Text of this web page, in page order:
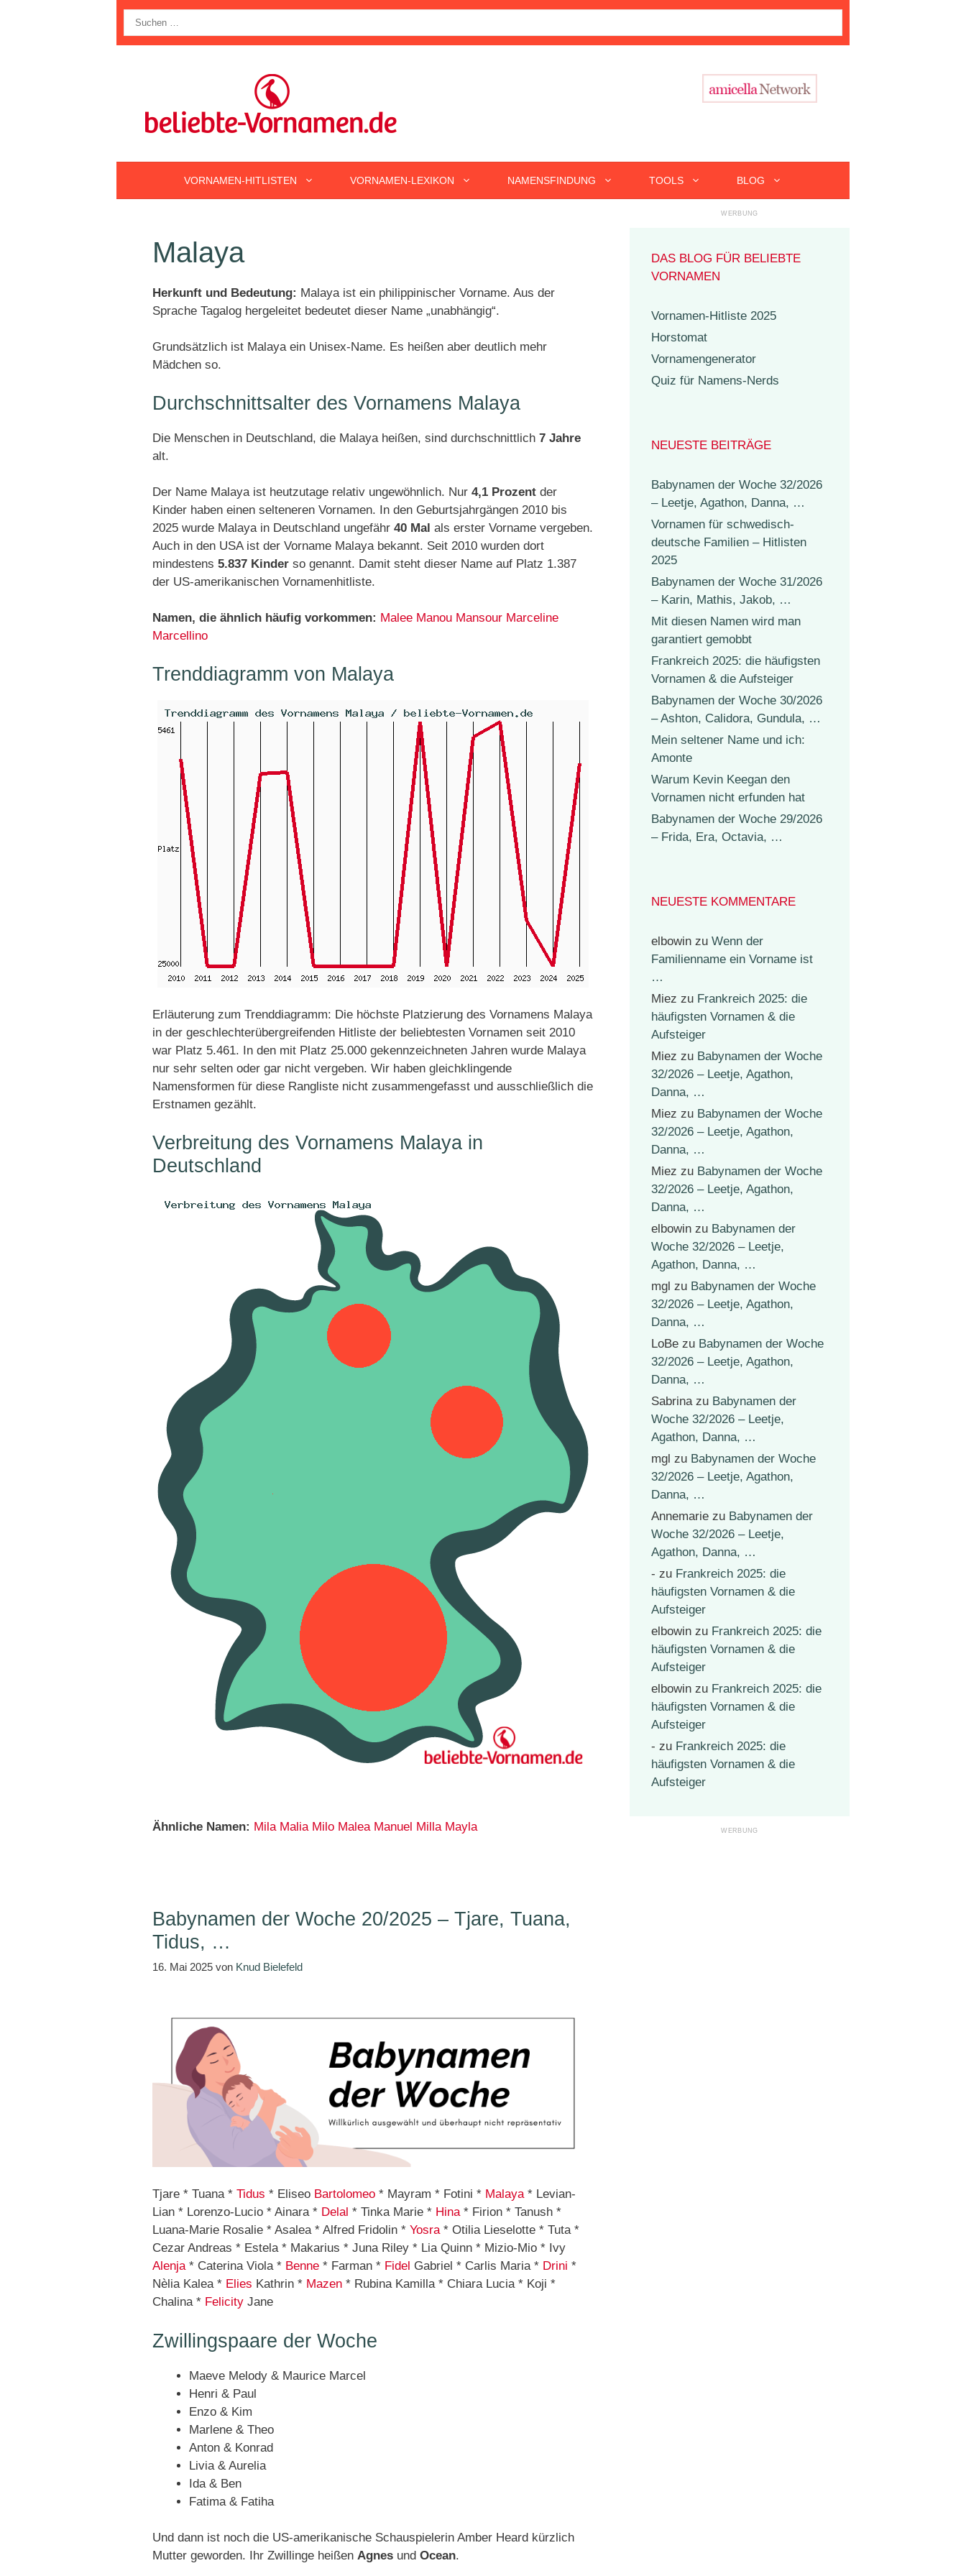
nach:
VORNAMEN-HITLISTEN VORNAMEN-LEXIKON NAMENSFINDUNG TOOLS BLOG
Malaya
Herkunft und Bedeutung: Malaya ist ein philippinischer Vorname. Aus der
Sprache Tagalog hergeleitet bedeutet dieser Name „unabhängig“.
Grundsätzlich ist Malaya ein Unisex-Name. Es heißen aber deutlich mehr
Mädchen so.
Durchschnittsalter des Vornamens Malaya
Die Menschen in Deutschland, die Malaya heißen, sind durchschnittlich 7 Jahre
alt.
Der Name Malaya ist heutzutage relativ ungewöhnlich. Nur 4,1 Prozent der
Kinder haben einen selteneren Vornamen. In den Geburtsjahrgängen 2010 bis
2025 wurde Malaya in Deutschland ungefähr 40 Mal als erster Vorname vergeben.
Auch in den USA ist der Vorname Malaya bekannt. Seit 2010 wurden dort
mindestens 5.837 Kinder so genannt. Damit steht dieser Name auf Platz 1.387
der US-amerikanischen Vornamenhitliste.
Namen, die ähnlich häufig vorkommen: Malee Manou Mansour Marceline
Marcellino
Trenddiagramm von Malaya
Erläuterung zum Trenddiagramm: Die höchste Platzierung des Vornamens Malaya
in der geschlechterübergreifenden Hitliste der beliebtesten Vornamen seit 2010
war Platz 5.461. In den mit Platz 25.000 gekennzeichneten Jahren wurde Malaya
nur sehr selten oder gar nicht vergeben. Wir haben gleichklingende
Namensformen für diese Rangliste nicht zusammengefasst und ausschließlich die
Erstnamen gezählt.
Verbreitung des Vornamens Malaya in
Deutschland
Ähnliche Namen: Mila Malia Milo Malea Manuel Milla Mayla
Babynamen der Woche 20/2025 – Tjare, Tuana,
Tidus, …
16. Mai 2025 von Knud Bielefeld
Tjare * Tuana * Tidus * Eliseo Bartolomeo * Mayram * Fotini * Malaya* Levian-
Lian * Lorenzo-Lucio * Ainara * Delal * Tinka Marie * Hina* Firion * Tanush *
Luana-Marie Rosalie * Asalea * Alfred Fridolin * Yosra* Otilia Lieselotte * Tuta *
Cezar Andreas * Estela * Makarius * Juna Riley * Lia Quinn * Mizio-Mio * Ivy
Alenja* Caterina Viola * Benne * Farman * Fidel Gabriel * Carlis Maria * Drini *
Nèlia Kalea * Elies Kathrin * Mazen * Rubina Kamilla * Chiara Lucia * Koji *
Chalina * Felicity Jane
Zwillingspaare der Woche
Maeve Melody & Maurice Marcel
Henri & Paul
Enzo & Kim
Marlene & Theo
Anton & Konrad
Livia & Aurelia
Ida & Ben
Fatima & Fatiha
Und dann ist noch die US-amerikanische Schauspielerin Amber Heard kürzlich
Mutter geworden. Ihr Zwillinge heißen Agnes und Ocean.
DAS BLOG FÜR BELIEBTE
VORNAMEN
Vornamen-Hitliste 2025
Horstomat
Vornamengenerator
Quiz für Namens-Nerds
NEUESTE BEITRÄGE
Babynamen der Woche 32/2026
– Leetje, Agathon, Danna, …
Vornamen für schwedisch-
deutsche Familien – Hitlisten
2025
Babynamen der Woche 31/2026
– Karin, Mathis, Jakob, …
Mit diesen Namen wird man
garantiert gemobbt
Frankreich 2025: die häufigsten
Vornamen & die Aufsteiger
Babynamen der Woche 30/2026
– Ashton, Calidora, Gundula, …
Mein seltener Name und ich:
Amonte
Warum Kevin Keegan den
Vornamen nicht erfunden hat
Babynamen der Woche 29/2026
– Frida, Era, Octavia, …
NEUESTE KOMMENTARE
elbowin zu Wenn der
Familienname ein Vorname ist
…
Miez zu Frankreich 2025: die
häufigsten Vornamen & die
Aufsteiger
Miez zu Babynamen der Woche
32/2026 – Leetje, Agathon,
Danna, …
Miez zu Babynamen der Woche
32/2026 – Leetje, Agathon,
Danna, …
Miez zu Babynamen der Woche
32/2026 – Leetje, Agathon,
Danna, …
elbowin zu Babynamen der
Woche 32/2026 – Leetje,
Agathon, Danna, …
mgl zu Babynamen der Woche
32/2026 – Leetje, Agathon,
Danna, …
LoBe zu Babynamen der Woche
32/2026 – Leetje, Agathon,
Danna, …
Sabrinazu Babynamen der
Woche 32/2026 – Leetje,
Agathon, Danna, …
mgl zu Babynamen der Woche
32/2026 – Leetje, Agathon,
Danna, …
Annemarie zu Babynamen der
Woche 32/2026 – Leetje,
Agathon, Danna, …
- zu Frankreich 2025: die
häufigsten Vornamen & die
Aufsteiger
elbowin zu Frankreich 2025: die
häufigsten Vornamen & die
Aufsteiger
elbowin zu Frankreich 2025: die
häufigsten Vornamen & die
Aufsteiger
- zu Frankreich 2025: die
häufigsten Vornamen & die
Aufsteiger